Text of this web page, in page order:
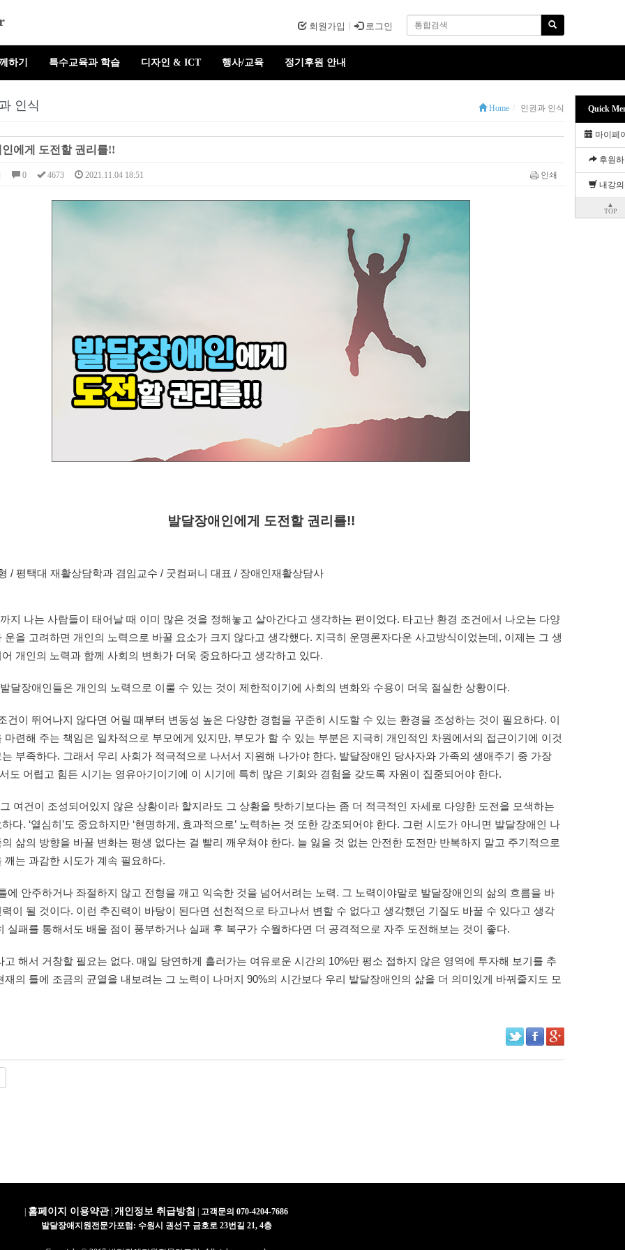
회원가입 로그인
하기 특수교육과 학습 디자인 & ICT 행사/교육 정기후원 안내
인식 Home 인권과 인식
에게 도전할 권리를!!
0 4673 2021.11.04 18:51 인쇄
발달장애인에게 도전할 권리를!!
/ 평택대 재활상담학과 겸임교수 / 굿컴퍼니 대표 / 장애인재활상담사
지 나는 사람들이 태어날 때 이미 많은 것을 정해놓고 살아간다고 생각하는 편이었다. 타고난 환경 조건에서 나오는 다양
운을 고려하면 개인의 노력으로 바꿀 요소가 크지 않다고 생각했다. 지극히 운명론자다운 사고방식이었는데, 이제는 그 생
개인의 노력과 함께 사회의 변화가 더욱 중요하다고 생각하고 있다.
달장애인들은 개인의 노력으로 이룰 수 있는 것이 제한적이기에 사회의 변화와 수용이 더욱 절실한 상황이다.
건이 뛰어나지 않다면 어릴 때부터 변동성 높은 다양한 경험을 꾸준히 시도할 수 있는 환경을 조성하는 것이 필요하다. 이
마련해 주는 책임은 일차적으로 부모에게 있지만, 부모가 할 수 있는 부분은 지극히 개인적인 차원에서의 접근이기에 이것
는 부족하다. 그래서 우리 사회가 적극적으로 나서서 지원해 나가야 한다. 발달장애인 당사자와 가족의 생애주기 중 가장
도 어렵고 힘든 시기는 영유아기이기에 이 시기에 특히 많은 기회와 경험을 갖도록 자원이 집중되어야 한다.
여건이 조성되어있지 않은 상황이라 할지라도 그 상황을 탓하기보다는 좀 더 적극적인 자세로 다양한 도전을 모색하는
다. ‘열심히’도 중요하지만 ‘현명하게, 효과적으로’ 노력하는 것 또한 강조되어야 한다. 그런 시도가 아니면 발달장애인 나
삶의 방향을 바꿀 변화는 평생 없다는 걸 빨리 깨우쳐야 한다. 늘 잃을 것 없는 안전한 도전만 반복하지 말고 주기적으로
깨는 과감한 시도가 계속 필요하다.
에 안주하거나 좌절하지 않고 전형을 깨고 익숙한 것을 넘어서려는 노력. 그 노력이야말로 발달장애인의 삶의 흐름을 바
력이 될 것이다. 이런 추진력이 바탕이 된다면 선천적으로 타고나서 변할 수 없다고 생각했던 기질도 바꿀 수 있다고 생각
실패를 통해서도 배울 점이 풍부하거나 실패 후 복구가 수월하다면 더 공격적으로 자주 도전해보는 것이 좋다.
고 해서 거창할 필요는 없다. 매일 당연하게 흘러가는 여유로운 시간의 10%만 평소 접하지 않은 영역에 투자해 보기를 추
재의 틀에 조금의 균열을 내보려는 그 노력이 나머지 90%의 시간보다 우리 발달장애인의 삶을 더 의미있게 바꿔줄지도 모
Quick
마이페
후원하
내강
▲
TOP
홈페이지 이용약관| 개인정보 취급방침
고객문의 070-4204-7686
발달장애지원전문가포럼: 수원시 권선구 금호로 23번길 21, 4층